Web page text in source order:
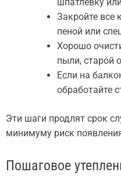
шпатлевку
Закройте
пеной или
Хорошо
пыли, старой
Если на
обработайте
Эти шаги продлят срок
минимуму риск
Пошаговое